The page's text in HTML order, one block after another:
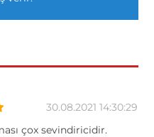
30.08.2021 14:30:29
çox sevindiricidir.